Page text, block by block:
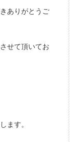
ありがとうご
せて頂いてお
ます。